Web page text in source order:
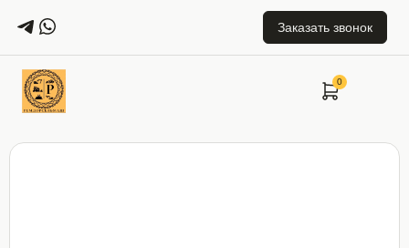
Заказать звонок